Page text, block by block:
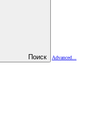
Поиск
Advanced...